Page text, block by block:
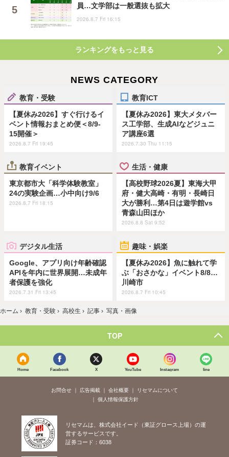
員…文学部は一般選抜も拡大
2026.8.7 Fri 16:15
ランキングをもっと見る
NEWS CATEGORY
教育・受験
【夏休み2026】すぐ行けるイ
ベント情報おまとめ便＜8/9-
15開催＞
2026.8.7 Fri 19:45
教育ICT
【夏休み2026】東大メタバー
ス工学部、生成AIなどジュニ
ア講座6選
2026.7.30 Thu 11:15
教育イベント
東京都市大「科学体験教室」
24の実験企画…小中向け9/6
2026.8.7 Fri 18:15
生活・健康
【高校野球2026夏】東海大甲
府・健大高崎・有明・長崎日
大が勝利…第4日は遊学館vs
青森山田ほか
2026.8.8 Sat 9:52
デジタル生活
Google、アプリ向け年齢確認
APIを年内に世界展開…未成年
者保護を強化
2026.7.31 Fri 13:45
趣味・娯楽
【夏休み2026】魚に触れて学
ぶ「おさかな」イベント8/8…
川崎市
2026.8.7 Fri 10:45
ホーム › 教育・受験 › 高校生 › 記事 › 写真・画像
TOP
Home Facebook X YouTube Instagram line
お問合せ 広告掲載 会社概要
リセマムについて
個人情報保護方針
リセマムは、株式会社イード（東証グロース上場）の運
営するサービスです。
証券コード：6038